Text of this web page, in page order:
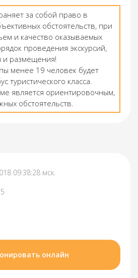
за собой право в
обстоятельств, при
и качество оказываемых
проведения экскурсий,
и размещения!
менее 19 человек будет
туристического класса.
является ориентировочным,
обстоятельств.
09:38:28 мск.
онлайн